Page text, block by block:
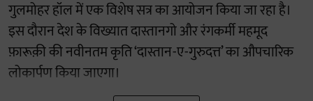
गुलमोहर हॉल में एक विशेष सत्र का आयोजन किया जा रहा है।
इस दौरान देश के विख्यात दास्तानगो और रंगकर्मी महमूद
फ़ारूक़ी की नवीनतम कृति ‘दास्तान-ए-गुरुदत्त’ का औपचारिक
लोकार्पण किया जाएगा।